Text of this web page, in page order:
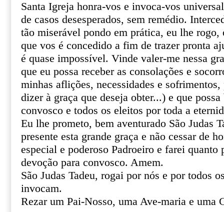
Santa Igreja honra-vos e invoca-vos
de casos desesperados, sem remédio.
tão miserável pondo em prática, eu lhe
que vos é concedido a fim de trazer pronta
é quase impossível. Vinde valer-me nessa
que eu possa receber as consolações e
minhas aflições, necessidades e
dizer à graça que deseja obter...) e que
convosco e todos os eleitos por toda a
Eu lhe prometo, bem aventurado São Judas
presente esta grande graça e não cessar de
especial e poderoso Padroeiro e farei quanto
devoção para convosco. Amem.
São Judas Tadeu, rogai por nós e por todos
invocam.
Rezar um Pai-Nosso, uma Ave-maria e uma